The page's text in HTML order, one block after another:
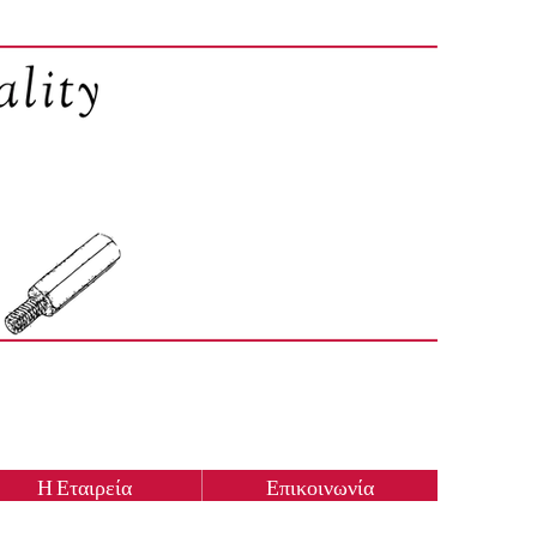
Η Εταιρεία Επικοινωνία